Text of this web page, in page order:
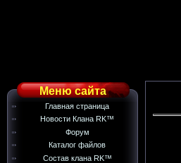
Меню сайта
Главная страница
Новости Клана RK™
Форум
Каталог файлов
Состав клана RK™